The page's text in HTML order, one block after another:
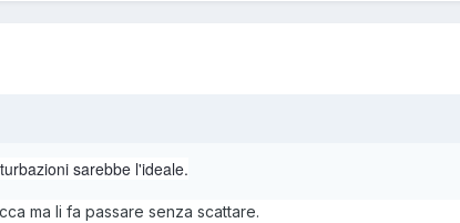
sarebbe l'ideale.
ma li fa passare senza scattare.